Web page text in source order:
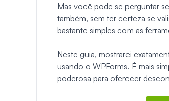
Mas você pode se perguntar
também, sem ter certeza se
bastante simples com as
Neste guia, mostrarei
usando o WPForms. É mais
poderosa para oferecer